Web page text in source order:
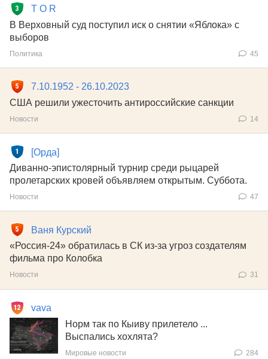
T O R
В Верховный суд поступил иск о снятии «Яблока» с
выборов
45
Политика
7.10.1952 - 26.10.2023
США решили ужесточить антироссийские санкции
14
Новости
[Орда]
Диванно-эпистолярный турнир среди рыцарей
пролетарских кровей объявляем открытым. Суббота.
47
Новости
Ваня Курский
«Россия-24» обратилась в СК из-за угроз создателям
фильма про Колобка
31
Новости
vava
Норм так по Кыиву прилетело ...
Выспались хохлята?
284
Мировые новости